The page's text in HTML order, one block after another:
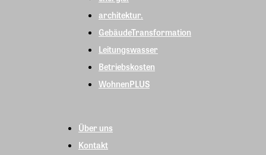
architektur.
GebäudeTransformation
Leitungswasser
Betriebskosten
WohnenPLUS
Über uns
Kontakt